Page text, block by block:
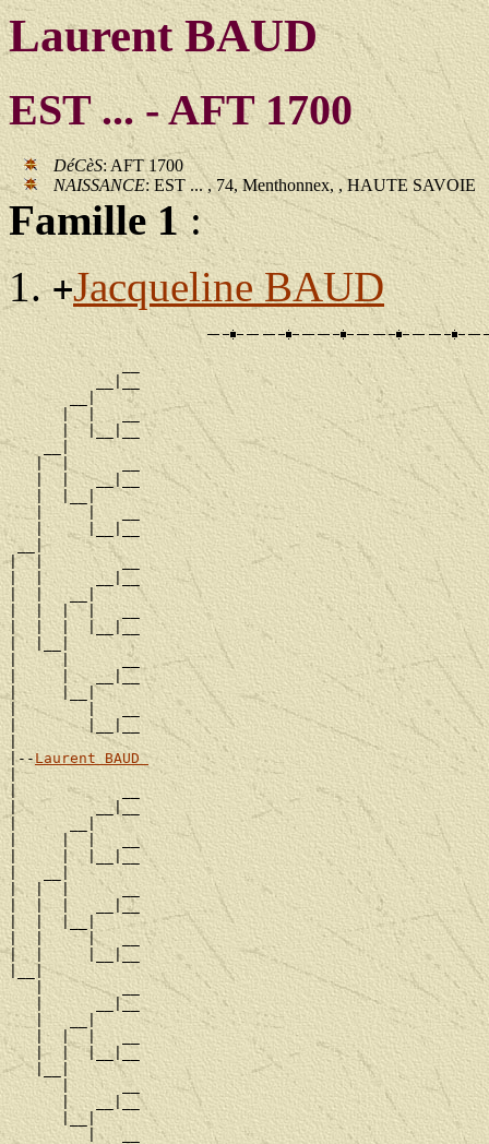
Laurent BAUD
EST ... - AFT 1700
DéCèS: AFT 1700
NAISSANCE: EST ... , 74, Menthonnex, , HAUTE SAVOIE
Famille 1:
+Jacqueline BAUD
             __
          __|__
       __|
      |  |   __
      |  |__|__
    __|
   |  |      __
   |  |   __|__
   |  |__|
   |     |   __
   |     |__|__
__|
|  |         __
|  |      __|__
|  |   __|
|  |  |  |   __
|  |  |  |__|__
|  |__|
|     |      __
|     |   __|__
|     |__|
|        |   __
|        |__|__
|--Laurent BAUD
|
|            __
|         __|__
|      __|
|     |  |   __
|     |  |__|__
|   __|
|  |  |      __
|  |  |   __|__
|  |  |__|
|  |     |   __
|  |     |__|__
|__|
   |         __
   |      __|__
   |   __|
   |  |  |   __
   |  |  |__|__
   |__|
      |      __
      |   __|__
      |__|
         |   __